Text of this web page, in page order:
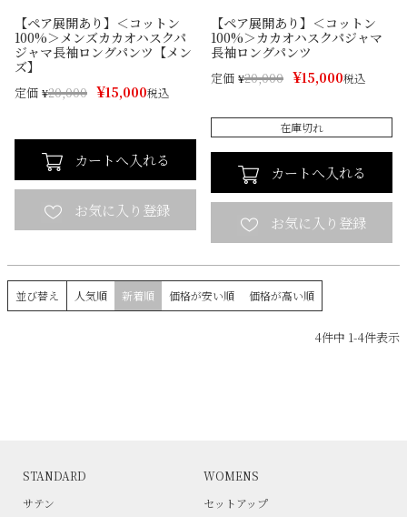
【ペア展開あり】＜コットン
100%＞メンズカカオハスクパ
ジャマ長袖ロングパンツ【メン
ズ】
定価 ¥20,000 ¥15,000税込
カートへ入れる
【ペア展開あり】＜コットン
100%＞カカオハスクパジャマ
長袖ロングパンツ
定価 ¥20,000 ¥15,000税込
在庫切れ
カートへ入れる
並び替え 人気順 新着順 価格が安い順 価格が高い順
4件中 1-4件表示
STANDARD
サテン
WOMENS
セットアップ